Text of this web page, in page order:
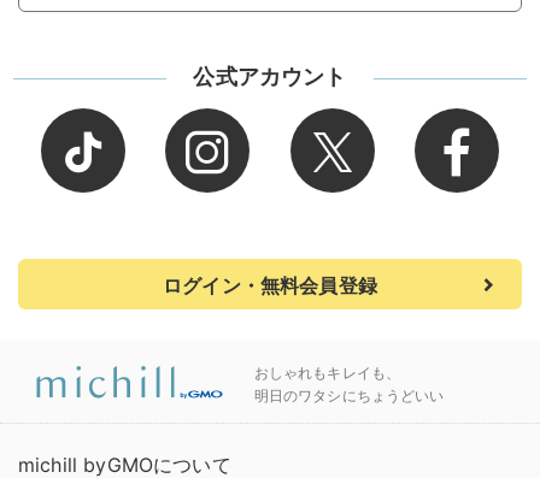
公式アカウント
ログイン・無料会員登録
おしゃれもキレイも、
明日のワタシにちょうどいい
michill byGMOについて